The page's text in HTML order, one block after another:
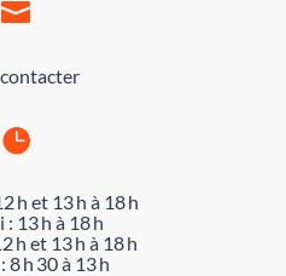


h et 13 h à 18 h
13 h à 18 h
h et 13 h à 18 h
8 h 30 à 13 h